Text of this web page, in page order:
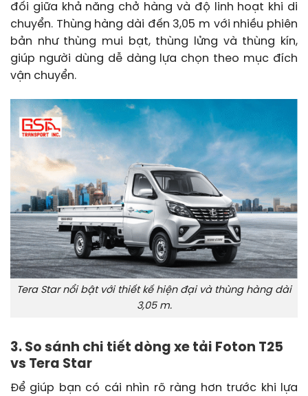
đối giữa khả năng chở hàng và độ linh hoạt khi di
chuyển. Thùng hàng dài đến 3,05 m với nhiều phiên
bản như thùng mui bạt, thùng lửng và thùng kín,
giúp người dùng dễ dàng lựa chọn theo mục đích
vận chuyển.
Tera Star nổi bật với thiết kế hiện đại và thùng hàng dài
3,05 m.
3. So sánh chi tiết dòng xe tải Foton T25
vs Tera Star
Để giúp bạn có cái nhìn rõ ràng hơn trước khi lựa